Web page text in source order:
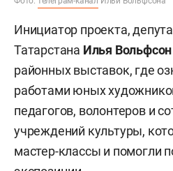
Инициатор проекта,
Татарстана Илья Вольфсон
районных выставок, где
работами юных
педагогов, волонтеров и
учреждений культуры,
мастер-классы и помогли